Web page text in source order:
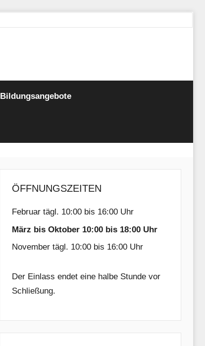
Bildungsangebote
ÖFFNUNGSZEITEN
Februar tägl. 10:00 bis 16:00 Uhr
März bis Oktober 10:00 bis 18:00 Uhr
November tägl. 10:00 bis 16:00 Uhr
Der Einlass endet eine halbe Stunde vor
Schließung.